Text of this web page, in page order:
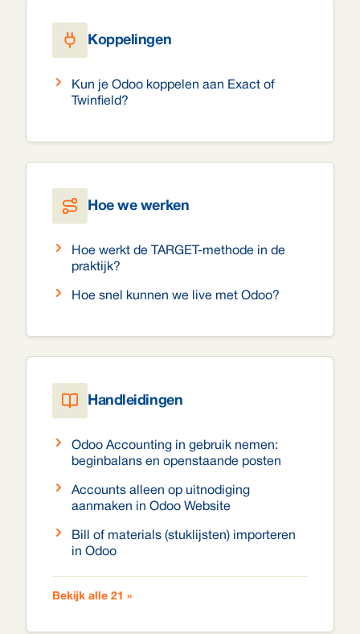
Koppelingen
Kun je Odoo koppelen aan Exact of
Twinfield?
Hoe we werken
Hoe werkt de TARGET-methode in de
praktijk?
Hoe snel kunnen we live met Odoo?
Handleidingen
Odoo Accounting in gebruik nemen:
beginbalans en openstaande posten
Accounts alleen op uitnodiging
aanmaken in Odoo Website
Bill of materials (stuklijsten) importeren
in Odoo
Bekijk alle 21 »